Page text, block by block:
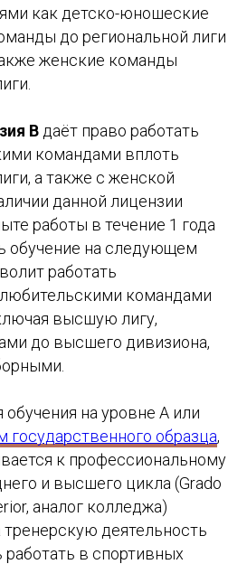
как детско-юношеские
до региональной лиги
женские команды
В даёт право работать
командами вплоть
а также с женской
данной лицензии
работы в течение 1 года
обучение на следующем
работать
командами
высшую лигу,
до высшего дивизиона,
на уровне A или
государственного образца,
к профессиональному
и высшего цикла (Grado
аналог колледжа)
деятельность
в спортивных